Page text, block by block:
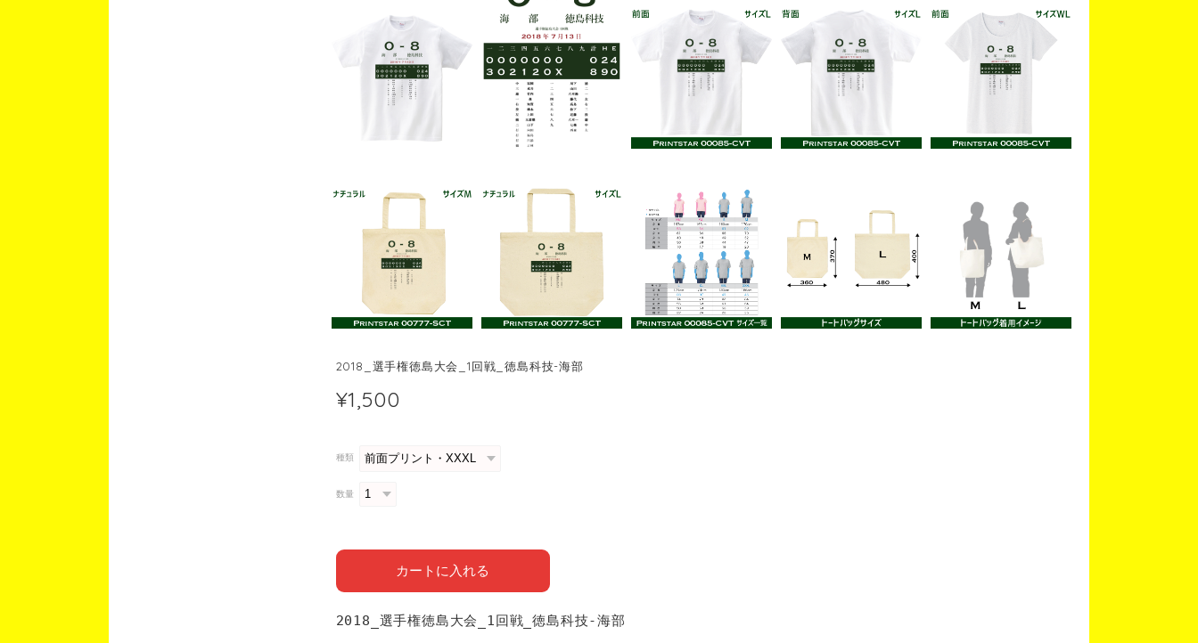
2018_選手権徳島大会_1回戦_徳島科技-海部
¥1,500
種類
数量
カートに入れる
2018_選手権徳島大会_1回戦_徳島科技-海部